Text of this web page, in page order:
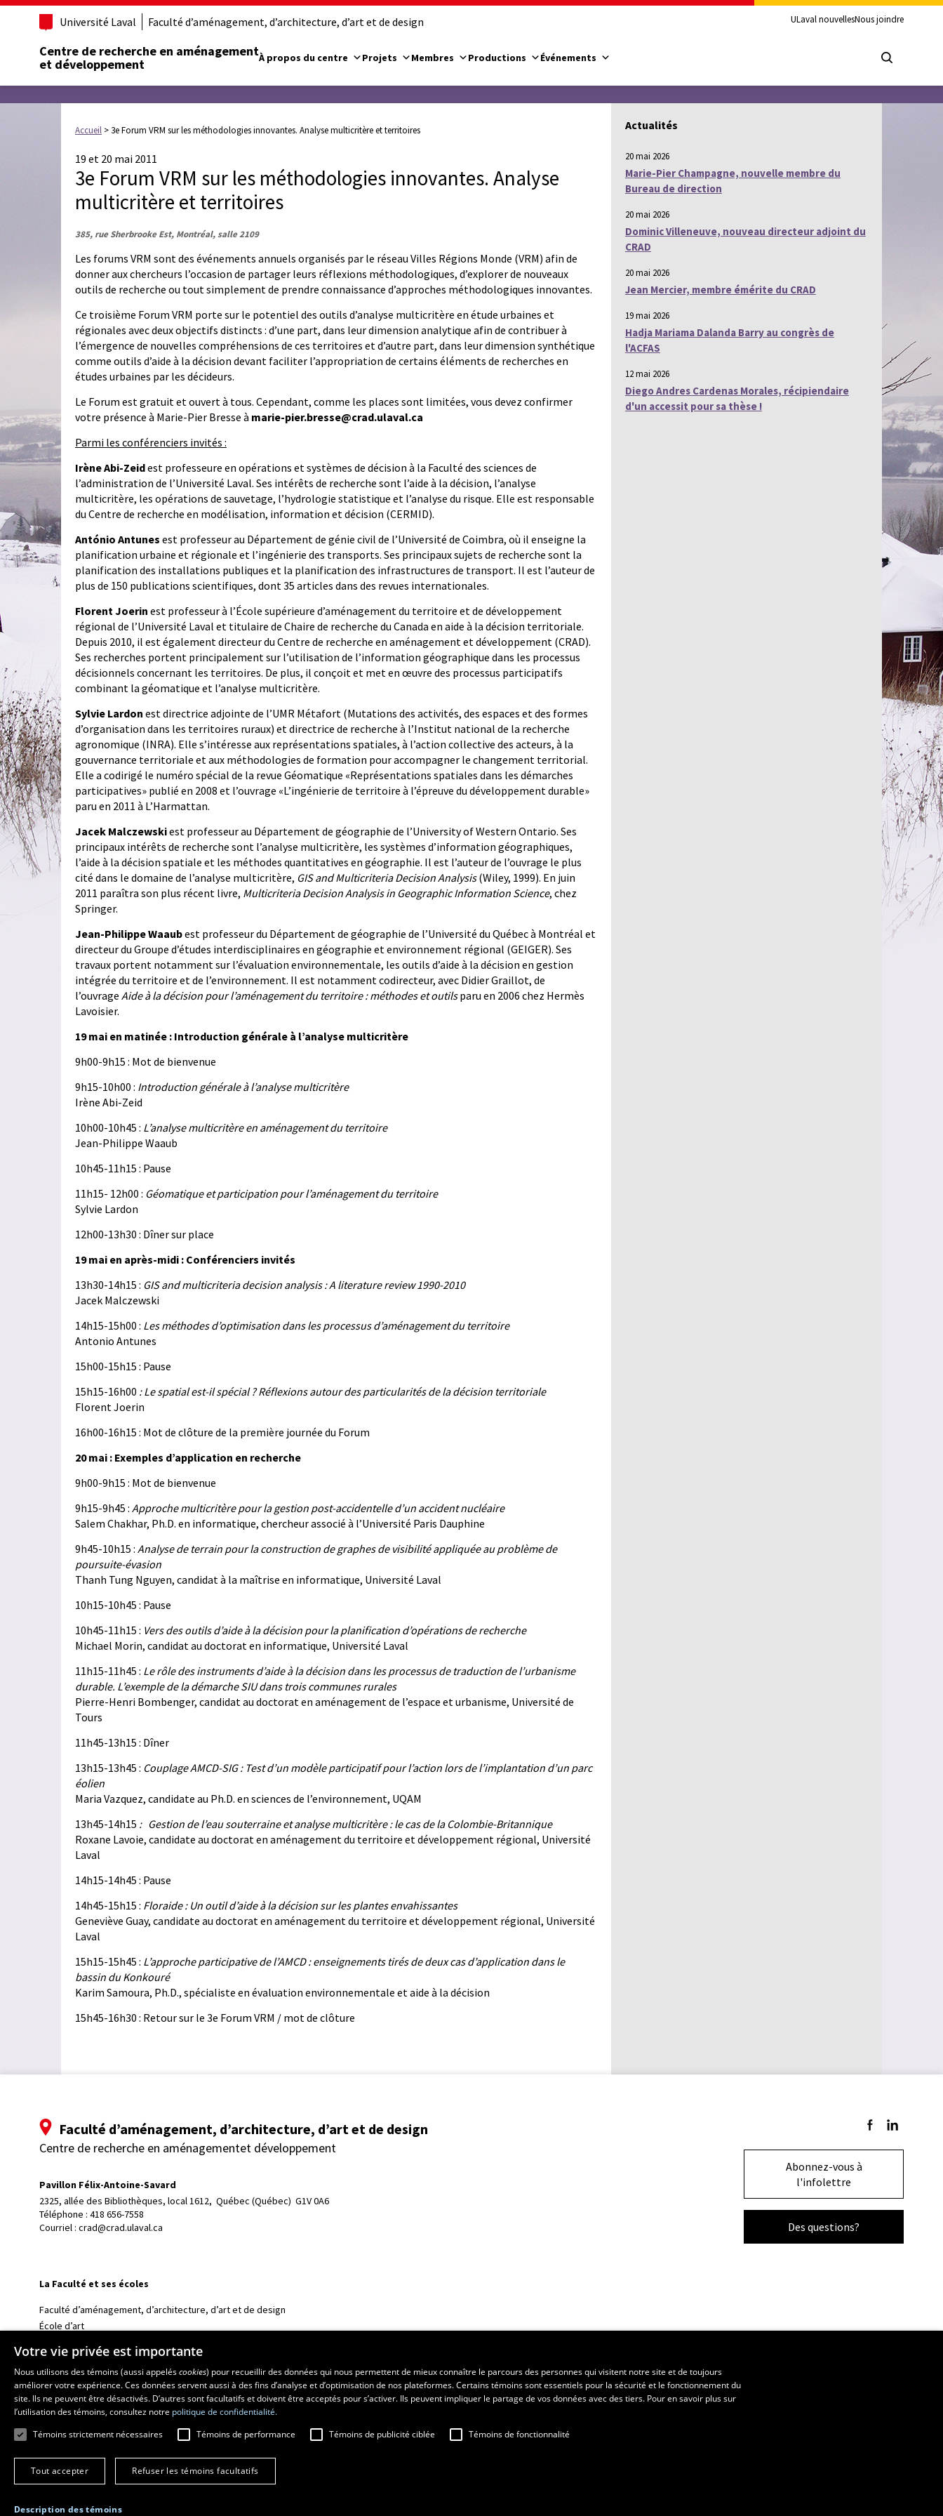
Université Laval Faculté d’aménagement, d’architecture, d’art et de design ULaval nouvellesNous joindre
Centre de recherche en aménagement
et développement
À propos du centre Projets Membres Productions Événements
Accueil > 3e Forum VRM sur les méthodologies innovantes. Analyse multicritère et territoires
19 et 20 mai 2011
3e Forum VRM sur les méthodologies innovantes. Analyse
multicritère et territoires
385, rue Sherbrooke Est, Montréal, salle 2109
Les forums VRM sont des événements annuels organisés par le réseau Villes Régions Monde (VRM) afin de
donner aux chercheurs l’occasion de partager leurs réflexions méthodologiques, d’explorer de nouveaux
outils de recherche ou tout simplement de prendre connaissance d’approches méthodologiques innovantes.
Ce troisième Forum VRM porte sur le potentiel des outils d’analyse multicritère en étude urbaines et
régionales avec deux objectifs distincts : d’une part, dans leur dimension analytique afin de contribuer à
l’émergence de nouvelles compréhensions de ces territoires et d’autre part, dans leur dimension synthétique
comme outils d’aide à la décision devant faciliter l’appropriation de certains éléments de recherches en
études urbaines par les décideurs.
Le Forum est gratuit et ouvert à tous. Cependant, comme les places sont limitées, vous devez confirmer
votre présence à Marie-Pier Bresse à marie-pier.bresse@crad.ulaval.ca
Parmi les conférenciers invités :
Irène Abi-Zeidest professeure en opérations et systèmes de décision à la Faculté des sciences de
l’administration de l’Université Laval. Ses intérêts de recherche sont l’aide à la décision, l’analyse
multicritère, les opérations de sauvetage, l’hydrologie statistique et l’analyse du risque. Elle est responsable
du Centre de recherche en modélisation, information et décision (CERMID).
António Antunes est professeur au Département de génie civil de l’Université de Coimbra, où il enseigne la
planification urbaine et régionale et l’ingénierie des transports. Ses principaux sujets de recherche sont la
planification des installations publiques et la planification des infrastructures de transport. Il est l’auteur de
plus de 150 publications scientifiques, dont 35 articles dans des revues internationales.
Florent Joerin est professeur à l’École supérieure d’aménagement du territoire et de développement
régional de l’Université Laval et titulaire de Chaire de recherche du Canada en aide à la décision territoriale.
Depuis 2010, il est également directeur du Centre de recherche en aménagement et développement (CRAD).
Ses recherches portent principalement sur l’utilisation de l’information géographique dans les processus
décisionnels concernant les territoires. De plus, il conçoit et met en œuvre des processus participatifs
combinant la géomatique et l’analyse multicritère.
Sylvie Lardon est directrice adjointe de l’UMR Métafort (Mutations des activités, des espaces et des formes
d’organisation dans les territoires ruraux) et directrice de recherche à l’Institut national de la recherche
agronomique (INRA). Elle s’intéresse aux représentations spatiales, à l’action collective des acteurs, à la
gouvernance territoriale et aux méthodologies de formation pour accompagner le changement territorial.
Elle a codirigé le numéro spécial de la revue Géomatique «Représentations spatiales dans les démarches
participatives» publié en 2008 et l’ouvrage «L’ingénierie de territoire à l’épreuve du développement durable»
paru en 2011 à L’Harmattan.
Jacek Malczewskiest professeur au Département de géographie de l’University of Western Ontario. Ses
principaux intérêts de recherche sont l’analyse multicritère, les systèmes d’information géographiques,
l’aide à la décision spatiale et les méthodes quantitatives en géographie. Il est l’auteur de l’ouvrage le plus
cité dans le domaine de l’analyse multicritère, GIS and Multicriteria Decision Analysis(Wiley, 1999). En juin
2011 paraîtra son plus récent livre, Multicriteria Decision Analysis in Geographic Information Science, chez
Springer.
Jean-Philippe Waaubest professeur du Département de géographie de l’Université du Québec à Montréal et
directeur du Groupe d’études interdisciplinaires en géographie et environnement régional (GEIGER). Ses
travaux portent notamment sur l’évaluation environnementale, les outils d’aide à la décision en gestion
intégrée du territoire et de l’environnement. Il est notamment codirecteur, avec Didier Graillot, de
l’ouvrage Aide à la décision pour l’aménagement du territoire : méthodes et outilsparu en 2006 chez Hermès
Lavoisier.
19 mai en matinée : Introduction générale à l’analyse multicritère
9h00-9h15 : Mot de bienvenue
9h15-10h00 : Introduction générale à l’analyse multicritère
Irène Abi-Zeid
10h00-10h45 : L’analyse multicritère en aménagement du territoire
Jean-Philippe Waaub
10h45-11h15 : Pause
11h15- 12h00 : Géomatique et participation pour l’aménagement du territoire
Sylvie Lardon
12h00-13h30 : Dîner sur place
19 mai en après-midi : Conférenciers invités
13h30-14h15 : GIS and multicriteria decision analysis : A literature review 1990-2010
Jacek Malczewski
14h15-15h00 : Les méthodes d’optimisation dans les processus d’aménagement du territoire
Antonio Antunes
15h00-15h15 : Pause
15h15-16h00 : Le spatial est-il spécial ? Réflexions autour des particularités de la décision territoriale
Florent Joerin
16h00-16h15 : Mot de clôture de la première journée du Forum
20 mai : Exemples d’application en recherche
9h00-9h15 : Mot de bienvenue
9h15-9h45 : Approche multicritère pour la gestion post-accidentelle d’un accident nucléaire
Salem Chakhar, Ph.D. en informatique, chercheur associé à l’Université Paris Dauphine
9h45-10h15 : Analyse de terrain pour la construction de graphes de visibilité appliquée au problème de
poursuite-évasion
Thanh Tung Nguyen, candidat à la maîtrise en informatique, Université Laval
10h15-10h45 : Pause
10h45-11h15 : Vers des outils d’aide à la décision pour la planification d’opérations de recherche
Michael Morin, candidat au doctorat en informatique, Université Laval
11h15-11h45 : Le rôle des instruments d’aide à la décision dans les processus de traduction de l’urbanisme
durable. L’exemple de la démarche SIU dans trois communes rurales
Pierre-Henri Bombenger, candidat au doctorat en aménagement de l’espace et urbanisme, Université de
Tours
11h45-13h15 : Dîner
13h15-13h45 : Couplage AMCD-SIG : Test d’un modèle participatif pour l’action lors de l’implantation d’un parc
éolien
Maria Vazquez, candidate au Ph.D. en sciences de l’environnement, UQAM
13h45-14h15 : Gestion de l’eau souterraine et analyse multicritère : le cas de la Colombie-Britannique
Roxane Lavoie, candidate au doctorat en aménagement du territoire et développement régional, Université
Laval
14h15-14h45 : Pause
14h45-15h15 : Floraide : Un outil d’aide à la décision sur les plantes envahissantes
Geneviève Guay, candidate au doctorat en aménagement du territoire et développement régional, Université
Laval
15h15-15h45 : L’approche participative de l’AMCD : enseignements tirés de deux cas d’application dans le
bassin du Konkouré
Karim Samoura, Ph.D., spécialiste en évaluation environnementale et aide à la décision
15h45-16h30 : Retour sur le 3e Forum VRM / mot de clôture
Actualités
20 mai 2026
Marie-Pier Champagne, nouvelle membre du
Bureau de direction
20 mai 2026
Dominic Villeneuve, nouveau directeur adjoint du
CRAD
20 mai 2026
Jean Mercier, membre émérite du CRAD
19 mai 2026
Hadja Mariama Dalanda Barry au congrès de
l'ACFAS
12 mai 2026
Diego Andres Cardenas Morales, récipiendaire
d'un accessit pour sa thèse !
Faculté d’aménagement, d’architecture, d’art et de design
Centre de recherche en aménagementet développement
Pavillon Félix-Antoine-Savard
2325, allée des Bibliothèques, local 1612, Québec (Québec)  G1V 0A6
Téléphone : 418 656-7558
Courriel : crad@crad.ulaval.ca
Suivez-nous sur
Suivez-nous
Abonnez-vous à
l'infolettre
Des questions?
La Faculté et ses écoles
Faculté d’aménagement, d’architecture, d’art et de design
École d’art
École d’architecture
École de design
Votre vie privée est importante
Nous utilisons des témoins (aussi appeléscookies) pour recueillir des données qui nous permettent de mieux connaître le parcours des personnes qui visitent notre site et de toujours
améliorer votre expérience. Ces données servent aussi à des fins d’analyse et d’optimisation de nos plateformes. Certains témoins sont essentiels pour la sécurité et le fonctionnement du
site. Ils ne peuvent être désactivés. D’autres sont facultatifs et doivent être acceptés pour s’activer. Ils peuvent impliquer le partage de vos données avec des tiers. Pour en savoir plus sur
l’utilisation des témoins, consultez notre politique de confidentialité.
Témoins strictement nécessaires
Témoins de performance Témoins de publicité ciblée Témoins de fonctionnalité
Tout accepter Refuser les témoins facultatifs
Description des témoins